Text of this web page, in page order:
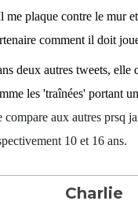
me plaque contre le mur
comment il doit
deux autres tweets, elle
les 'traînées' portant
compare aux autres prsq
10 et 16 ans.
Charlie